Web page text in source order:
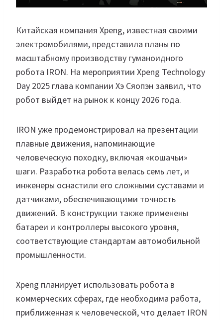
Китайская компания Xpeng, известная своими
электромобилями, представила планы по
масштабному производству гуманоидного
робота IRON. На мероприятии Xpeng Technology
Day 2025 глава компании Хэ Сяопэн заявил, что
робот выйдет на рынок к концу 2026 года.
IRON уже продемонстрировал на презентации
плавные движения, напоминающие
человеческую походку, включая «кошачьи»
шаги. Разработка робота велась семь лет, и
инженеры оснастили его сложными суставами и
датчиками, обеспечивающими точность
движений. В конструкции также применены
батареи и контроллеры высокого уровня,
соответствующие стандартам автомобильной
промышленности.
Xpeng планирует использовать робота в
коммерческих сферах, где необходима работа,
приближенная к человеческой, что делает IRON